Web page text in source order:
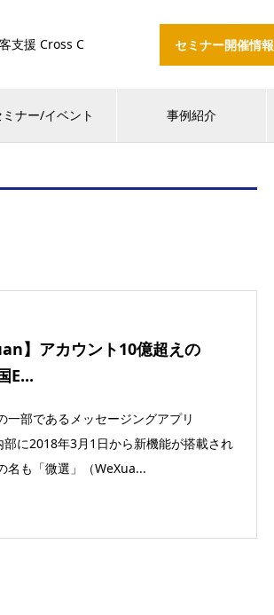
支援 Cross C セミナー開催情報
ミナー/イベント 事例紹介
】アカウント10億超えの
E...
一部であるメッセージングアプリ
部に2018年3月1日から新機能が搭載され
名も「微選」（WeXua...